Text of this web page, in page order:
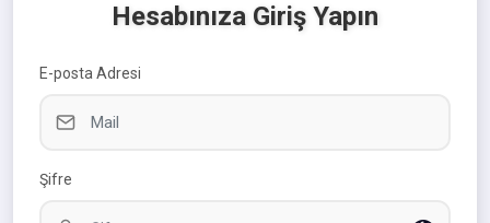
Hesabınıza Giriş Yapın
E-posta Adresi
Şifre